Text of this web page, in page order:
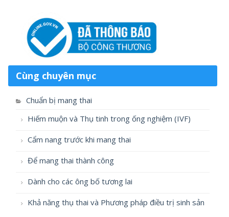
Cùng chuyên mục
Chuẩn bị mang thai
Hiếm muộn và Thụ tinh trong ống nghiệm (IVF)
Cẩm nang trước khi mang thai
Để mang thai thành công
Dành cho các ông bố tương lai
Khả năng thụ thai và Phương pháp điều trị sinh sản